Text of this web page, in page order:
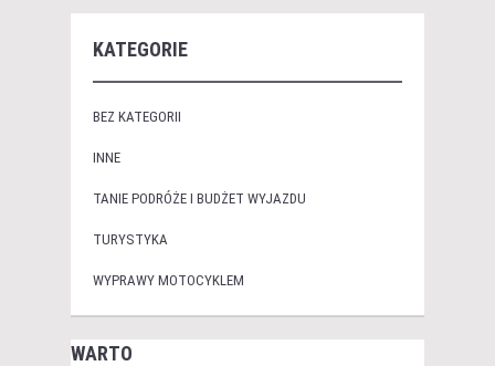
KATEGORIE
BEZ KATEGORII
INNE
TANIE PODRÓŻE I BUDŻET WYJAZDU
TURYSTYKA
WYPRAWY MOTOCYKLEM
WARTO